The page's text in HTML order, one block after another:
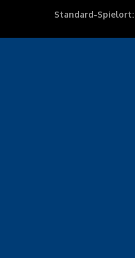
Standard-Spielort: